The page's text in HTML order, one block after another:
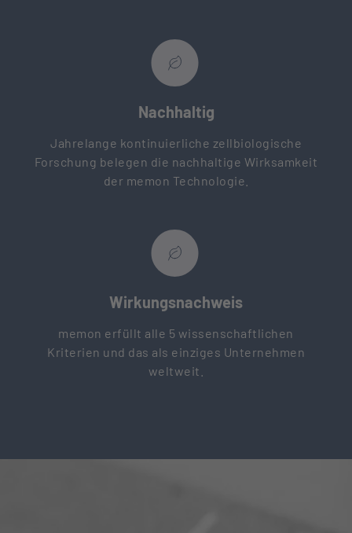
Nachhaltig
Jahrelange kontinuierliche zellbiologische
Forschung belegen die nachhaltige Wirksamkeit
der memon Technologie.
Wirkungsnachweis
memon erfüllt alle 5 wissenschaftlichen
Kriterien und das als einziges Unternehmen
weltweit.